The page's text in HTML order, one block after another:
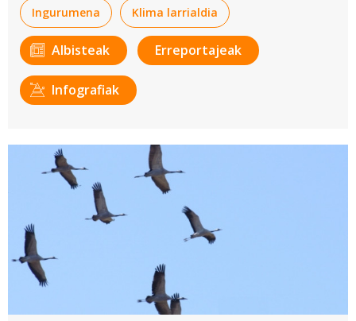
Ingurumena Klima larrialdia
Albisteak Erreportajeak
Infografiak